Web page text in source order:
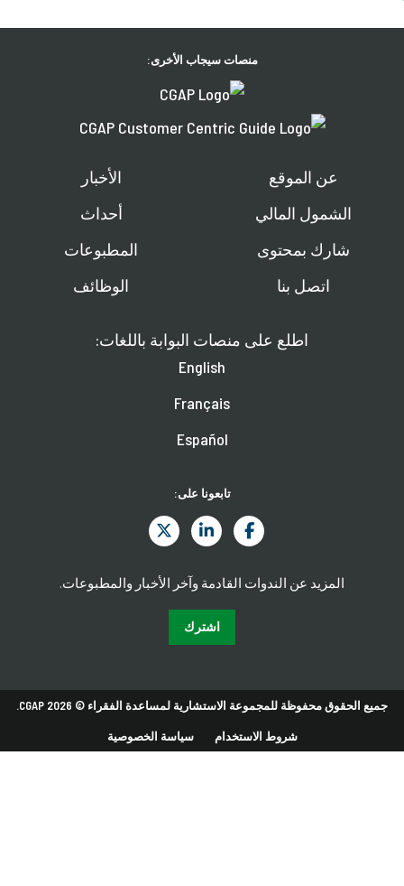
منصات سيجاب الأخرى:
عن الموقع
الشمول المالي
شارك بمحتوى
اتصل بنا
الأخبار
أحداث
المطبوعات
الوظائف
اطلع على منصات البوابة باللغات:
English
Français
Español
تابعونا على:
المزيد عن الندوات القادمة وآخر الأخبار والمطبوعات.
اشترك
جميع الحقوق محفوظة للمجموعة الاستشارية لمساعدة الفقراء © 2026 CGAP.
شروط الاستخدام سياسة الخصوصية